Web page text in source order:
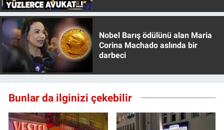
Nobel Barış ödülünü alan Maria
Corina Machado aslında bir
darbeci
Bunlar da ilginizi çekebilir